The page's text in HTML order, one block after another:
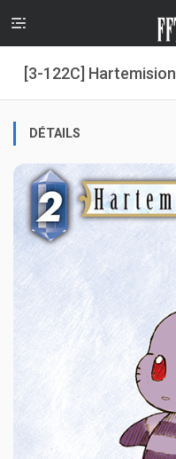
[3-122C] Hartemision
DÉTAILS